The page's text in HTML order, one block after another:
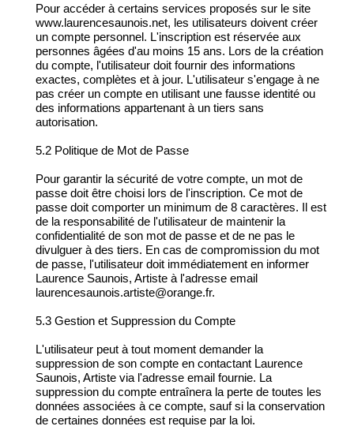
Pour accéder à certains services proposés sur le site
www.laurencesaunois.net, les utilisateurs doivent créer
un compte personnel. L'inscription est réservée aux
personnes âgées d'au moins 15 ans. Lors de la création
du compte, l'utilisateur doit fournir des informations
exactes, complètes et à jour. L'utilisateur s'engage à ne
pas créer un compte en utilisant une fausse identité ou
des informations appartenant à un tiers sans
autorisation.
5.2 Politique de Mot de Passe
Pour garantir la sécurité de votre compte, un mot de
passe doit être choisi lors de l'inscription. Ce mot de
passe doit comporter un minimum de 8 caractères. Il est
de la responsabilité de l'utilisateur de maintenir la
confidentialité de son mot de passe et de ne pas le
divulguer à des tiers. En cas de compromission du mot
de passe, l'utilisateur doit immédiatement en informer
Laurence Saunois, Artiste à l'adresse email
laurencesaunois.artiste@orange.fr.
5.3 Gestion et Suppression du Compte
L'utilisateur peut à tout moment demander la
suppression de son compte en contactant Laurence
Saunois, Artiste via l'adresse email fournie. La
suppression du compte entraînera la perte de toutes les
données associées à ce compte, sauf si la conservation
de certaines données est requise par la loi.